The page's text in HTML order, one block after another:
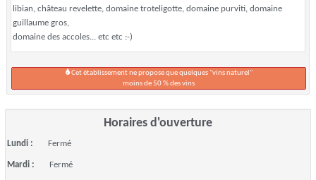
libian, château revelette, domaine troteligotte, domaine purviti, domaine
guillaume gros,
domaine des accoles... etc etc :-)
Cet établissement ne propose que quelques "vins naturel"
moins de 50 % des vins
Horaires d'ouverture
Lundi : Fermé
Mardi : Fermé